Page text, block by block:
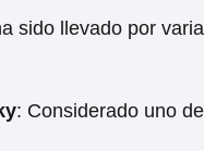
sido llevado por
: Considerado uno